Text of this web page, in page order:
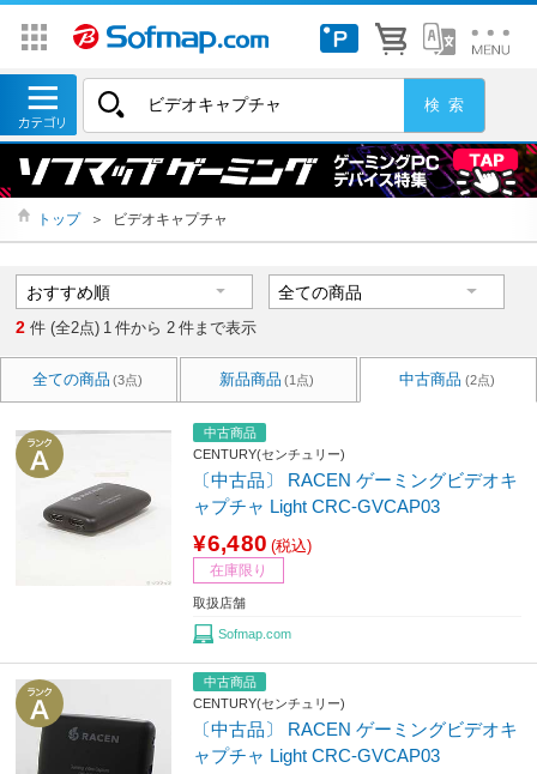
トップ ＞ ビデオキャプチャ
2 件 (全2点) 1 件から 2 件まで表示
全ての商品 (3点) 新品商品 (1点) 中古商品 (2点)
中古商品
CENTURY(センチュリー)
〔中古品〕 RACEN ゲーミングビデオキ
ャプチャ Light CRC-GVCAP03
¥6,480 (税込)
在庫限り
取扱店舗
Sofmap.com
中古商品
CENTURY(センチュリー)
〔中古品〕 RACEN ゲーミングビデオキ
ャプチャ Light CRC-GVCAP03